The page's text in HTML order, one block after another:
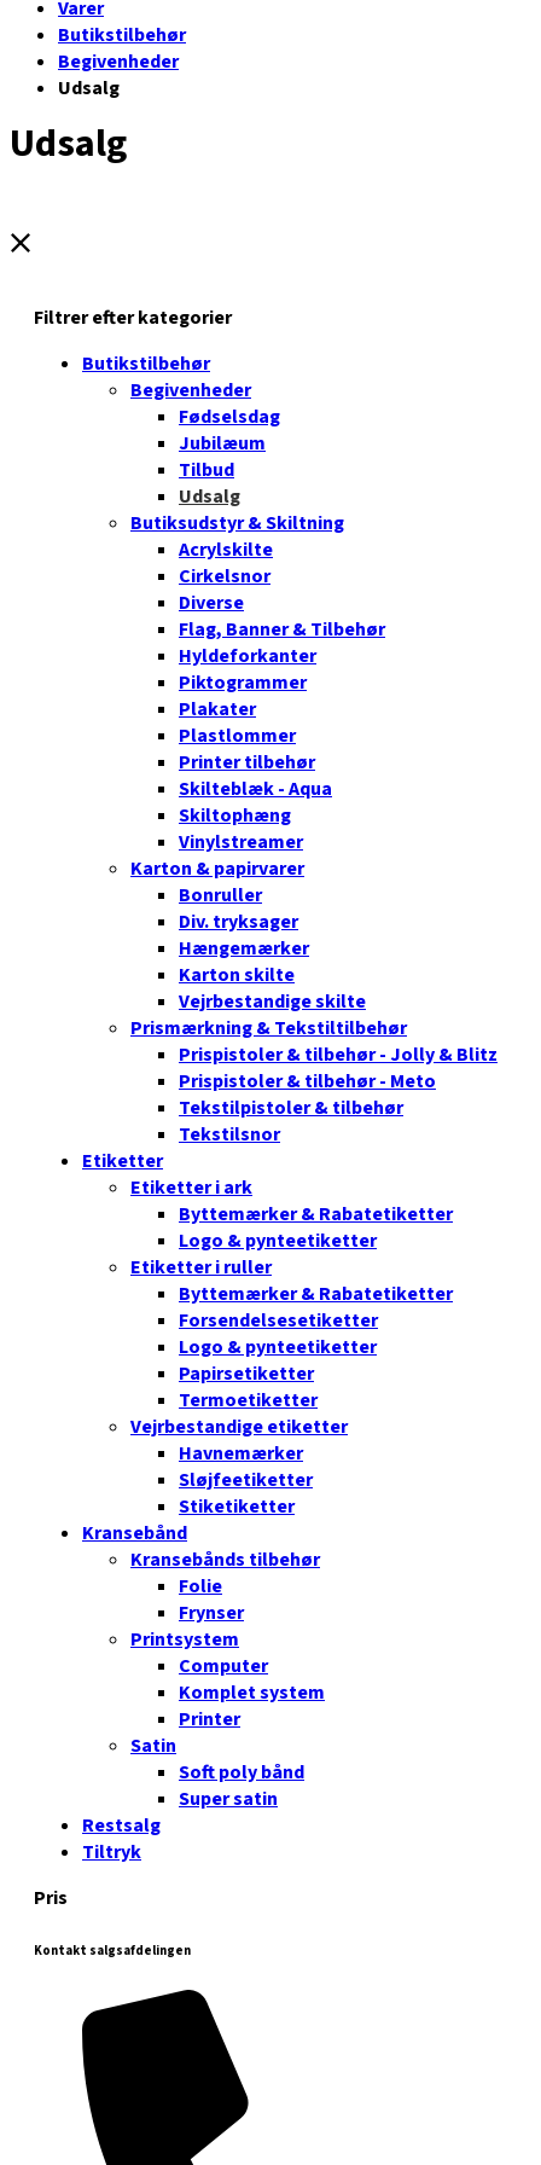
Varer
Butikstilbehør
Begivenheder
Udsalg
Udsalg
Filtrer efter kategorier
Butikstilbehør
Begivenheder
Fødselsdag
Jubilæum
Tilbud
Udsalg
Butiksudstyr & Skiltning
Acrylskilte
Cirkelsnor
Diverse
Flag, Banner & Tilbehør
Hyldeforkanter
Piktogrammer
Plakater
Plastlommer
Printer tilbehør
Skilteblæk - Aqua
Skiltophæng
Vinylstreamer
Karton & papirvarer
Bonruller
Div. tryksager
Hængemærker
Karton skilte
Vejrbestandige skilte
Prismærkning & Tekstiltilbehør
Prispistoler & tilbehør - Jolly & Blitz
Prispistoler & tilbehør - Meto
Tekstilpistoler & tilbehør
Tekstilsnor
Etiketter
Etiketter i ark
Byttemærker & Rabatetiketter
Logo & pynteetiketter
Etiketter i ruller
Byttemærker & Rabatetiketter
Forsendelsesetiketter
Logo & pynteetiketter
Papirsetiketter
Termoetiketter
Vejrbestandige etiketter
Havnemærker
Sløjfeetiketter
Stiketiketter
Kransebånd
Kransebånds tilbehør
Folie
Frynser
Printsystem
Computer
Komplet system
Printer
Satin
Soft poly bånd
Super satin
Restsalg
Tiltryk
Pris
Kontakt salgsafdelingen